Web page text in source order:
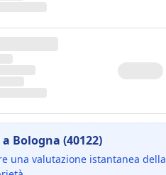
Bologna (40122)
una valutazione istantanea della